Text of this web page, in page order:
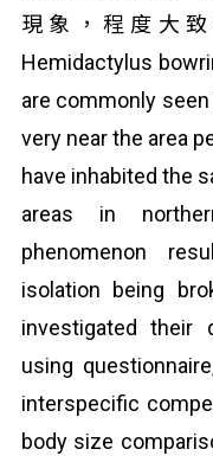
現象，程度大
Hemidactylus
are commonly
very near the area
have inhabited the
areas in
phenomenon
isolation being
investigated their
using
interspecific
body size